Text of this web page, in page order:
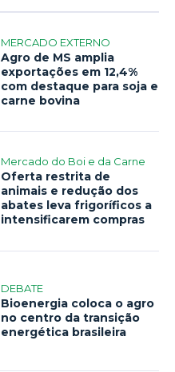
MERCADO EXTERNO
Agro de MS amplia
exportações em 12,4%
com destaque para soja e
carne bovina
Mercado do Boi e da Carne
Oferta restrita de
animais e redução dos
abates leva frigoríficos a
intensificarem compras
DEBATE
Bioenergia coloca o agro
no centro da transição
energética brasileira